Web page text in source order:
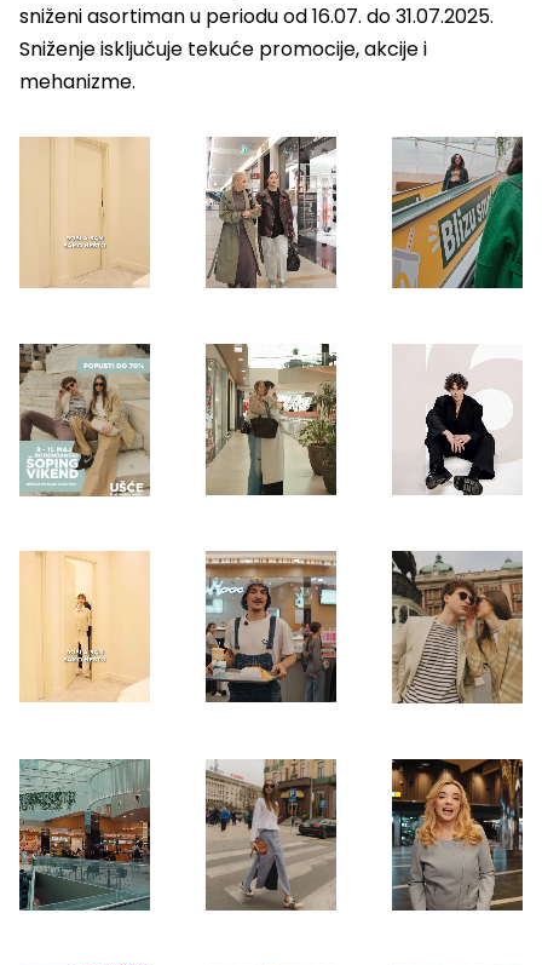
sniženi asortiman u periodu od 16.07. do 31.07.2025.
Sniženje isključuje tekuće promocije, akcije i
mehanizme.